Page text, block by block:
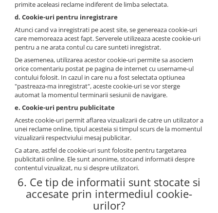
primite aceleasi reclame indiferent de limba selectata.
d. Cookie-uri pentru inregistrare
Atunci cand va inregistrati pe acest site, se genereaza cookie-uri
care memoreaza acest fapt. Serverele utilizeaza aceste cookie-uri
pentru a ne arata contul cu care sunteti inregistrat.
De asemenea, utilizarea acestor cookie-uri permite sa asociem
orice comentariu postat pe pagina de internet cu username-ul
contului folosit. In cazul in care nu a fost selectata optiunea
"pastreaza-ma inregistrat", aceste cookie-uri se vor sterge
automat la momentul terminarii sesiunii de navigare.
e. Cookie-uri pentru publicitate
Aceste cookie-uri permit aflarea vizualizarii de catre un utilizator a
unei reclame online, tipul acesteia si timpul scurs de la momentul
vizualizarii respectviului mesaj publicitar.
Ca atare, astfel de cookie-uri sunt folosite pentru targetarea
publicitatii online. Ele sunt anonime, stocand informatii despre
contentul vizualizat, nu si despre utilizatori.
6. Ce tip de informatii sunt stocate si
accesate prin intermediul cookie-
urilor?